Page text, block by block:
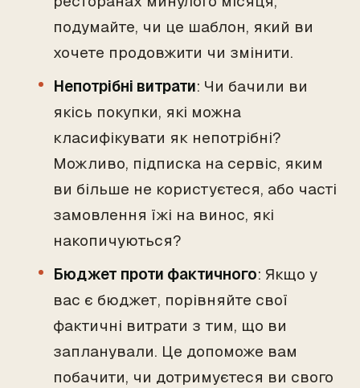
подумайте, чи це шаблон, який ви
хочете продовжити чи змінити.
Непотрібні витрати: Чи бачили ви
якісь покупки, які можна
класифікувати як непотрібні?
Можливо, підписка на сервіс, яким
ви більше не користуєтеся, або часті
замовлення їжі на винос, які
накопичуються?
Бюджет проти фактичного: Якщо у
вас є бюджет, порівняйте свої
фактичні витрати з тим, що ви
запланували. Це допоможе вам
побачити, чи дотримуєтеся ви свого